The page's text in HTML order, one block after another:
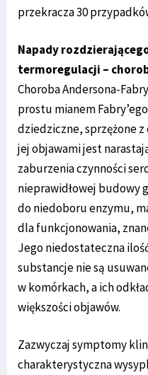
przekracza 30
Napady
termoregulacji –
Choroba Andersona-
prostu mianem
dziedziczne, sprzężone
jej objawami jest
zaburzenia czynności
nieprawidłowej budowy
do niedoboru enzymu,
dla funkcjonowania,
Jego niedostateczna
substancje nie są
w komórkach, a ich
większości objawów.
Zazwyczaj symptomy
charakterystyczna